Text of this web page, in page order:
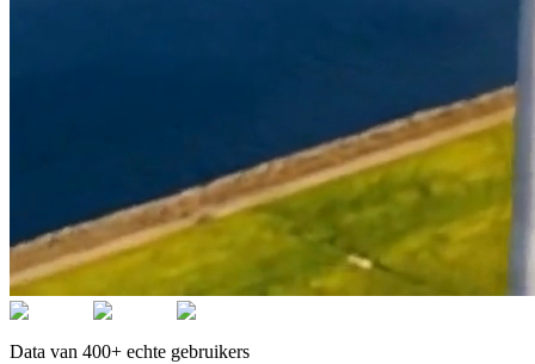
Data van 400+ echte gebruikers